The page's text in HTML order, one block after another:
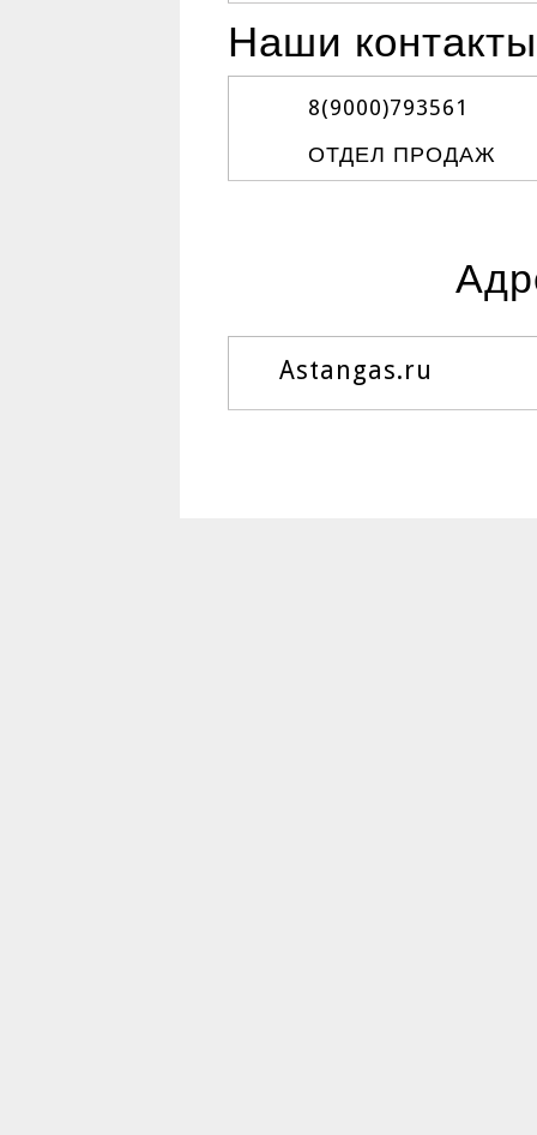
Наши контакты
8(9000)793561
ОТДЕЛ ПРОДАЖ
Astangas.ru